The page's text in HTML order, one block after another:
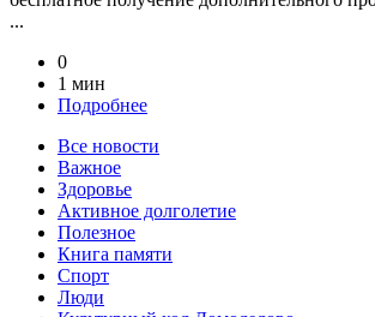
...
0
1 мин
Подробнее
Все новости
Важное
Здоровье
Активное долголетие
Полезное
Книга памяти
Спорт
Люди